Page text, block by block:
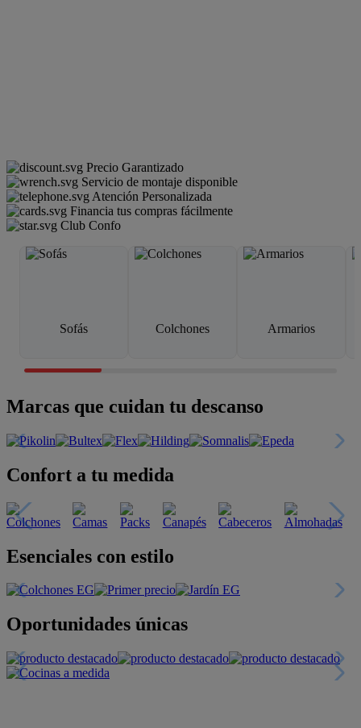
Precio Garantizado
Servicio de montaje disponible
Atención Personalizada
Financia tus compras fácilmente
Club Confo
Sofás Colchones Armarios
Marcas que cuidan tu descanso
Confort a tu medida
Esenciales con estilo
Oportunidades únicas